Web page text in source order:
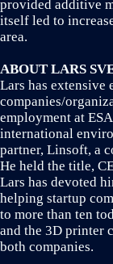
provided additive
itself led to
area.
ABOUT LARS
Lars has extensive
companies/
employment at
international
partner, Linsoft, a
He held the title,
Lars has devoted
helping startup
to more than ten
and the 3D printer
both companies.